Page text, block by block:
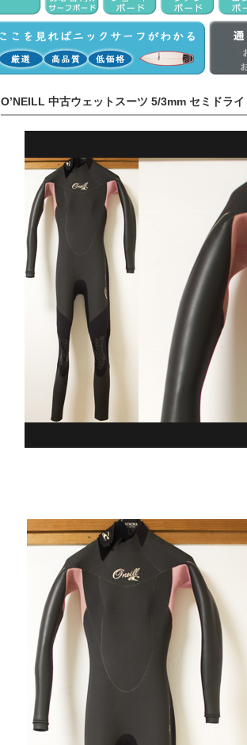
O’NEILL 中古ウェットスーツ 5/3mm セミドラ